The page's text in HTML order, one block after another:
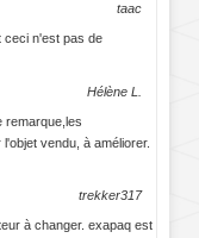
taac
ceci n'est pas de
Hélène L.
remarque,les
vendu, à améliorer.
trekker317
à changer. exapaq est